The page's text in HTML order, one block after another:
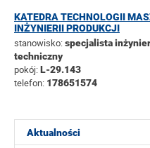
Aktualności
KATEDRA TECHNOLOGII
INŻYNIERII PRODUKCJI
stanowisko:specjalista
techniczny
pokój:L-29.143
telefon: 178651574